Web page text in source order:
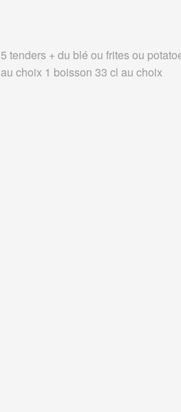
5 tenders + du blé ou frites ou
au choix 1 boisson 33 cl au choix